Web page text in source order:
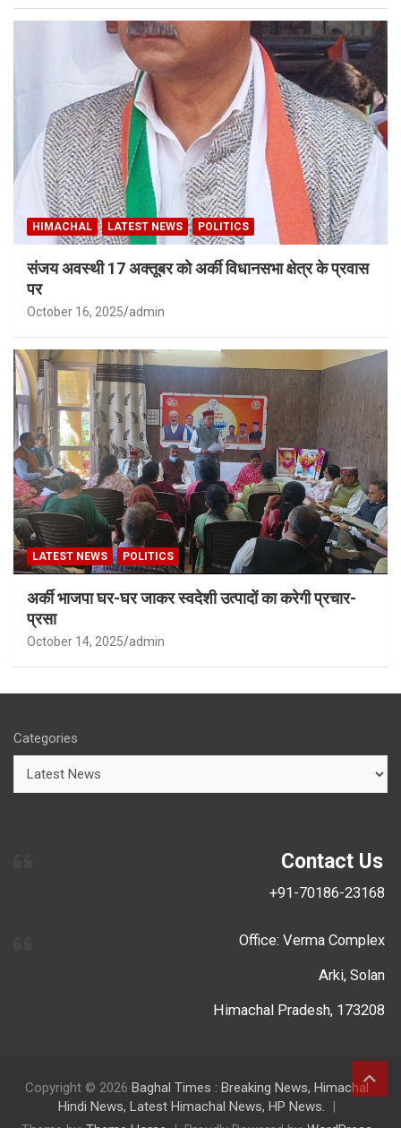
HIMACHAL LATEST NEWS POLITICS
संजय अवस्थी 17 अक्तूबर को अर्की विधानसभा क्षेत्र के प्रवास
पर
October 16, 2025 admin
LATEST NEWS POLITICS
अर्की भाजपा घर-घर जाकर स्वदेशी उत्पादों का करेगी प्रचार-
प्रसा
October 14, 2025 admin
Categories
Contact Us
+91-70186-23168
Office: Verma Complex
Arki, Solan
Himachal Pradesh, 173208
Copyright © 2026 Baghal Times : Breaking News, Himachal
Hindi News, Latest Himachal News, HP News.